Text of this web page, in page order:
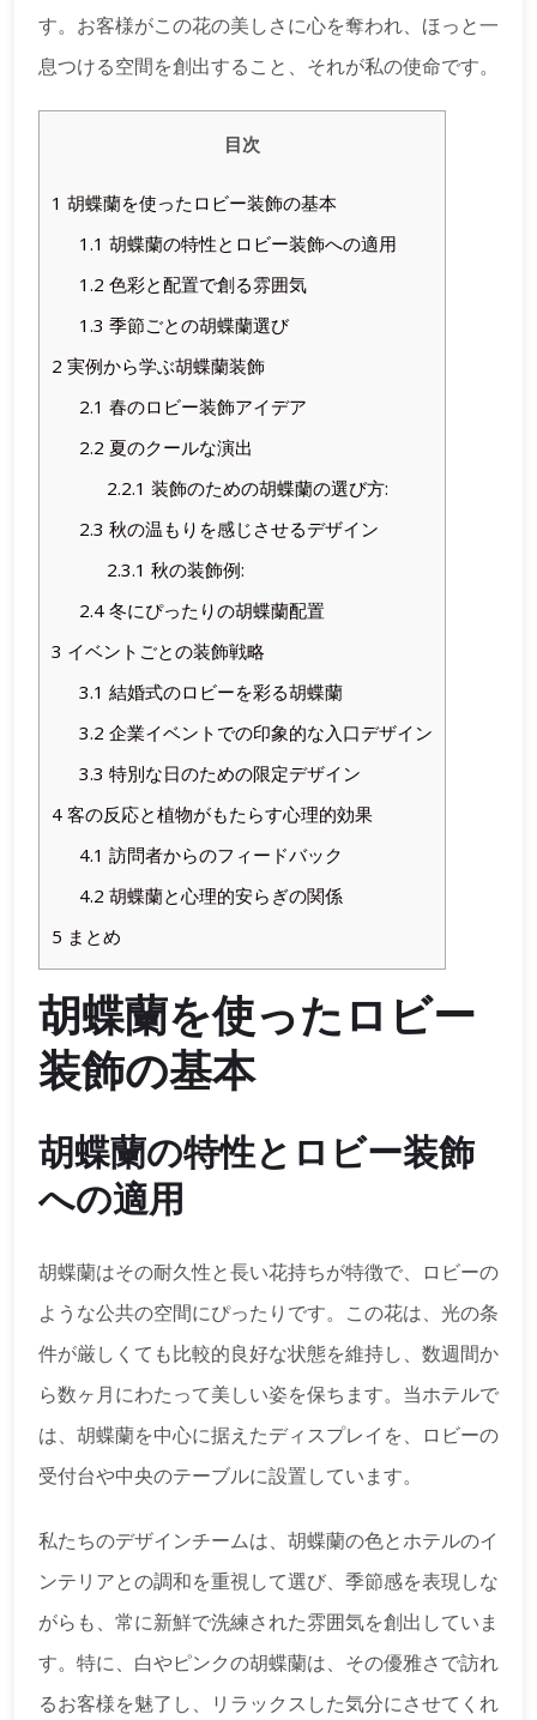
す。お客様がこの花の美しさに心を奪われ、ほっと一
息つける空間を創出すること、それが私の使命です。
目次
1 胡蝶蘭を使ったロビー装飾の基本
1.1 胡蝶蘭の特性とロビー装飾への適用
1.2 色彩と配置で創る雰囲気
1.3 季節ごとの胡蝶蘭選び
2 実例から学ぶ胡蝶蘭装飾
2.1 春のロビー装飾アイデア
2.2 夏のクールな演出
2.2.1 装飾のための胡蝶蘭の選び方:
2.3 秋の温もりを感じさせるデザイン
2.3.1 秋の装飾例:
2.4冬にぴったりの胡蝶蘭配置
3 イベントごとの装飾戦略
3.1 結婚式のロビーを彩る胡蝶蘭
3.2 企業イベントでの印象的な入口デザイン
3.3 特別な日のための限定デザイン
4 客の反応と植物がもたらす心理的効果
4.1 訪問者からのフィードバック
4.2 胡蝶蘭と心理的安らぎの関係
5 まとめ
胡蝶蘭を使ったロビー
装飾の基本
胡蝶蘭の特性とロビー装飾
への適用
胡蝶蘭はその耐久性と長い花持ちが特徴で、ロビーの
ような公共の空間にぴったりです。この花は、光の条
件が厳しくても比較的良好な状態を維持し、数週間か
ら数ヶ月にわたって美しい姿を保ちます。当ホテルで
は、胡蝶蘭を中心に据えたディスプレイを、ロビーの
受付台や中央のテーブルに設置しています。
私たちのデザインチームは、胡蝶蘭の色とホテルのイ
ンテリアとの調和を重視して選び、季節感を表現しな
がらも、常に新鮮で洗練された雰囲気を創出していま
す。特に、白やピンクの胡蝶蘭は、その優雅さで訪れ
るお客様を魅了し、リラックスした気分にさせてくれ